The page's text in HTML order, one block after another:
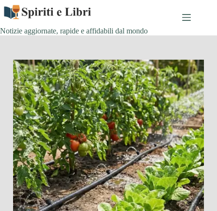
Salta
contenuto
Notizie aggiornate, rapide e affidabili dal mondo